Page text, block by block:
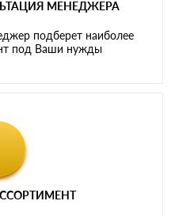
МЕНЕДЖЕРА
подберет наиболее
под Ваши нужды